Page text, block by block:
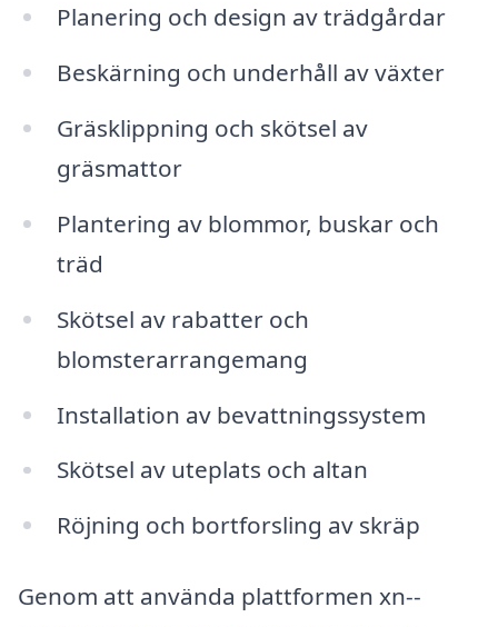
Planering och design av trädgårdar
Beskärning och underhåll av växter
Gräsklippning och skötsel av
gräsmattor
Plantering av blommor, buskar och
träd
Skötsel av rabatter och
blomsterarrangemang
Installation av bevattningssystem
Skötsel av uteplats och altan
Röjning och bortforsling av skräp
Genom att använda plattformen xn--